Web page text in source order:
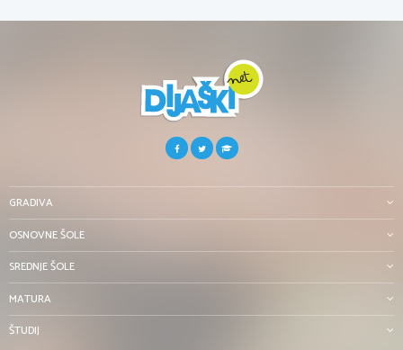
GRADIVA
OSNOVNE ŠOLE
SREDNJE ŠOLE
MATURA
ŠTUDIJ